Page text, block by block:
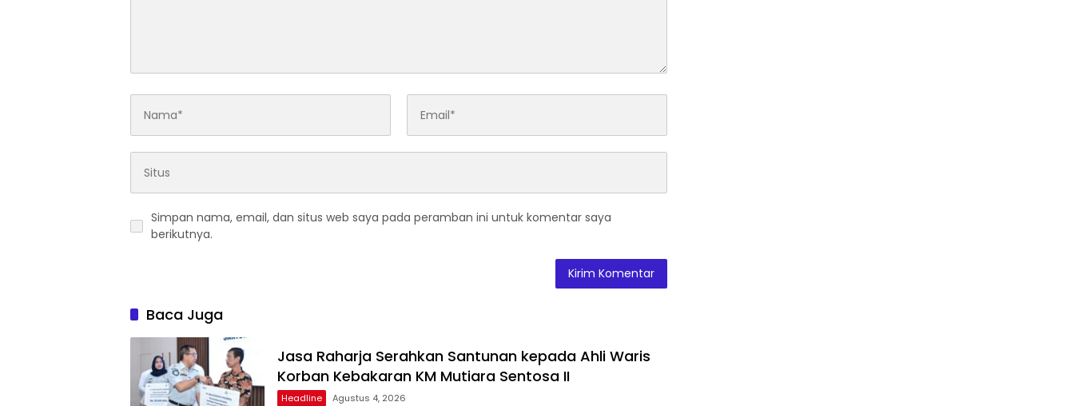
Simpan nama, email, dan situs web saya pada peramban ini untuk komentar saya
berikutnya.
Baca Juga
Jasa Raharja Serahkan Santunan kepada Ahli Waris
Korban Kebakaran KM Mutiara Sentosa II
Headline Agustus 4, 2026